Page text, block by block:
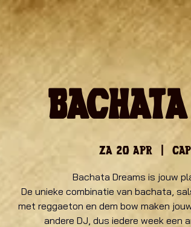
za 20 apr
  |
Bachata Dreams is jouw
De unieke combinatie van bachata,
met reggaeton en dem bow maken
andere DJ, dus iedere week een